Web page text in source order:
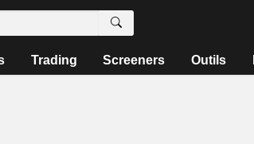
Trading Screeners Outils